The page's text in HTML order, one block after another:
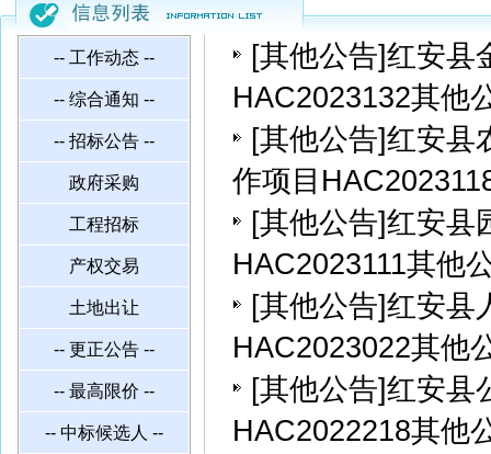
-- 工作动态 --
-- 综合通知 --
-- 招标公告 --
政府采购
工程招标
产权交易
土地出让
-- 更正公告 --
-- 最高限价 --
-- 中标候选人 --
[其他公告]红安县
HAC2023132其他
[其他公告]红安县
作项目
[其他公告]红安县
HAC2023111其他
[其他公告]红安县
HAC2023022其他
[其他公告]红安县
HAC2022218其他